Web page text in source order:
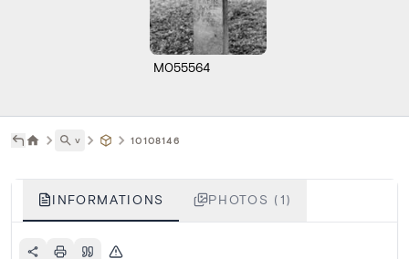
M055564
˅ 10108146
INFORMATIONS PHOTOS (1)